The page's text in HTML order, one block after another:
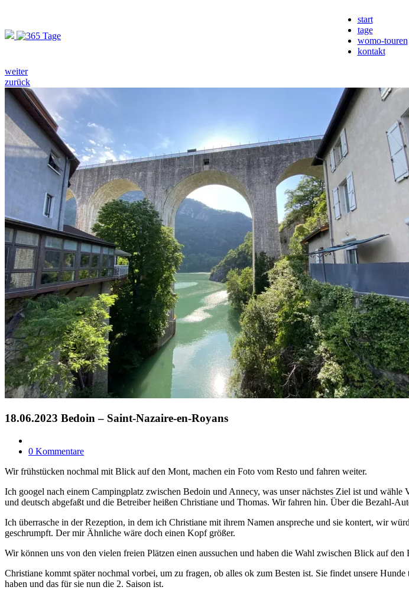
start
tage
womo-touren
kontakt
weiter
zurück
18.06.2023 Bedoin – Saint-Nazaire-en-Royans
0 Kommentare
Wir frühstücken nochmal mit Blick auf den Mont, machen ein Foto vom Resto und fahren weiter.
Ich googel nach einem Campingplatz zwischen Bedoin und Annecy, was unser nächstes Ziel ist und
und deutsch abgefaßt und die Betreiber heißen Christiane und Thomas. Wir fahren hin. Über die Bezahl-
Ich überrasche in der Rezeption, in dem ich Christiane mit ihrem Namen anspreche und sie kontert, wir
geschrumpft. Der mir Ähnliche wäre doch einen Kopf größer.
Wir können uns von den vielen freien Plätzen einen aussuchen und haben die Wahl zwischen Blick auf
Christiane kommt später nochmal vorbei, um zu fragen, ob alles ok zum Besten ist. Sie findet unsere
haben und das für sie nun die 2. Saison ist.